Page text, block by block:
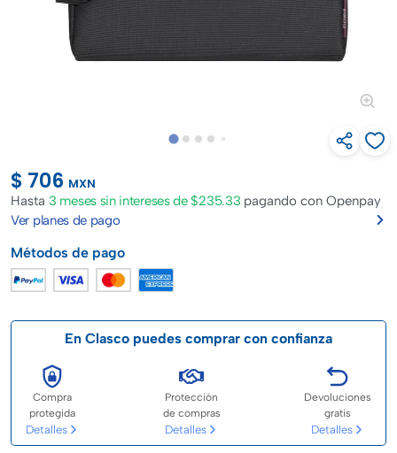
$ 706 MXN
Hasta 3 meses sin intereses de $235.33 pagando con Openpay
Ver planes de pago
Métodos de pago
En Clasco puedes comprar con confianza
Compra
protegida
Detalles
Protección
de compras
Detalles
Devoluciones
gratis
Detalles